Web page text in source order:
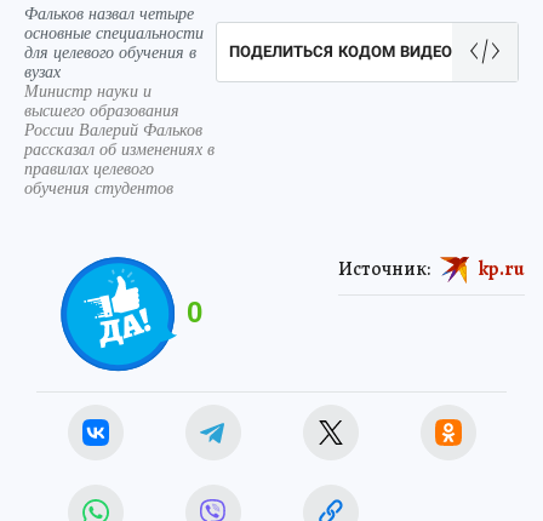
Фальков назвал четыре
основные специальности
для целевого обучения в
вузах
Министр науки и
высшего образования
России Валерий Фальков
рассказал об изменениях в
правилах целевого
обучения студентов
ПОДЕЛИТЬСЯ КОДОМ ВИДЕО
0
Источник: kp.ru